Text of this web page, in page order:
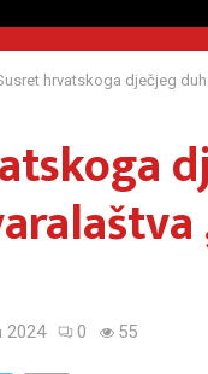
hrvatskoga dječjeg
2024 0 55